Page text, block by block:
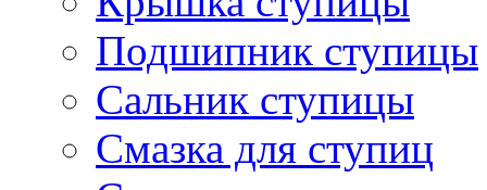
Подшипник ступицы
Сальник ступицы
Смазка для ступиц